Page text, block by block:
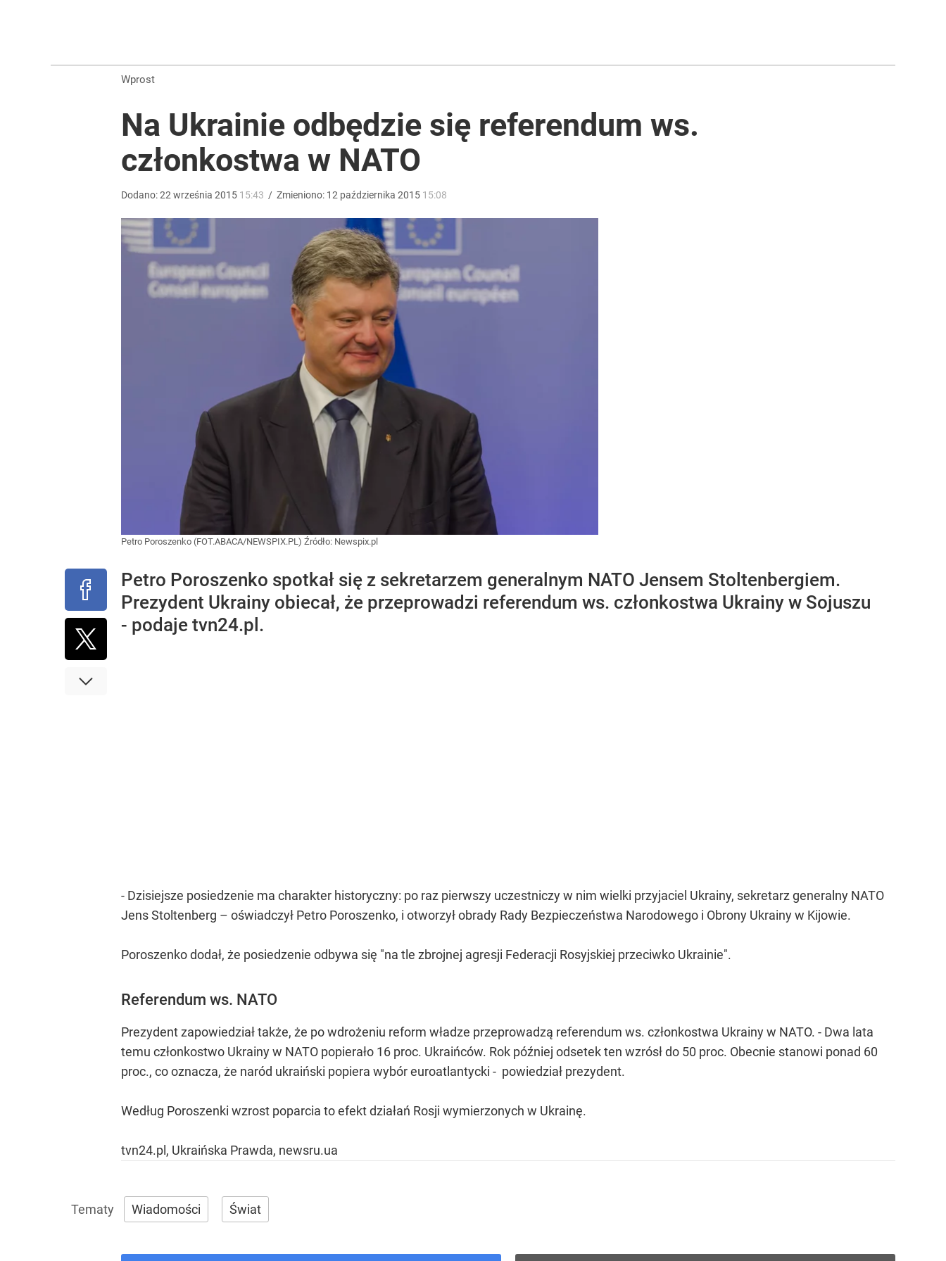
Wprost
Na Ukrainie odbędzie się referendum ws.
członkostwa w NATO
Dodano:22 września 2015 15:43 / Zmieniono: 12 października 2015 15:08
Petro Poroszenko (FOT.ABACA/NEWSPIX.PL) Źródło: Newspix.pl
Petro Poroszenko spotkał się z sekretarzem generalnym NATO Jensem Stoltenbergiem.
Prezydent Ukrainy obiecał, że przeprowadzi referendum ws. członkostwa Ukrainy w Sojuszu
- podaje tvn24.pl.
- Dzisiejsze posiedzenie ma charakter historyczny: po raz pierwszy uczestniczy w nim wielki przyjaciel Ukrainy, sekretarz generalny NATO
Jens Stoltenberg – oświadczył Petro Poroszenko, i otworzył obrady Rady Bezpieczeństwa Narodowego i Obrony Ukrainy w Kijowie.
Poroszenko dodał, że posiedzenie odbywa się "na tle zbrojnej agresji Federacji Rosyjskiej przeciwko Ukrainie".
Referendum ws. NATO
Prezydent zapowiedział także, że po wdrożeniu reform władze przeprowadzą referendum ws. członkostwa Ukrainy w NATO. - Dwa lata
temu członkostwo Ukrainy w NATO popierało 16 proc. Ukraińców. Rok później odsetek ten wzrósł do 50 proc. Obecnie stanowi ponad 60
proc., co oznacza, że naród ukraiński popiera wybór euroatlantycki - powiedział prezydent.
Według Poroszenki wzrost poparcia to efekt działań Rosji wymierzonych w Ukrainę.
tvn24.pl, Ukraińska Prawda, newsru.ua
Wiadomości Świat